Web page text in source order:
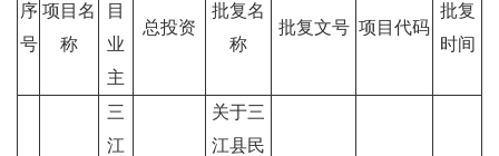
序
号
项目名
称
目
业
主
总投资
批复名
称
批复文号 项目代码
批复
时间
三
江
关于三
江县民